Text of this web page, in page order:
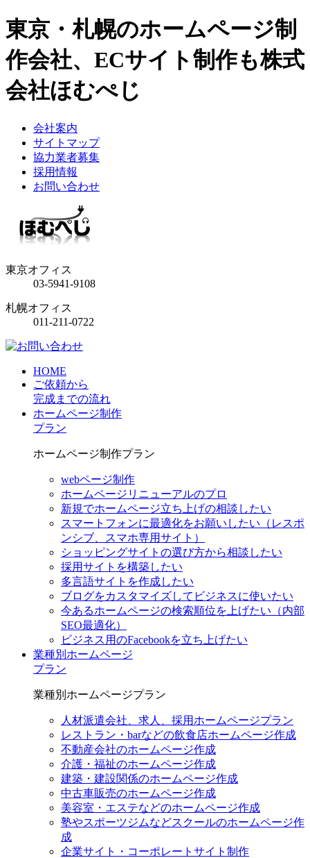
東京・札幌のホームページ制
作会社、ECサイト制作も株式
会社ほむぺじ
会社案内
サイトマップ
協力業者募集
採用情報
お問い合わせ
東京オフィス
03-5941-9108
札幌オフィス
011-211-0722
HOME
ご依頼から
完成までの流れ
ホームページ制作
プラン
ホームページ制作プラン
webページ制作
ホームページリニューアルのプロ
新規でホームページ立ち上げの相談したい
スマートフォンに最適化をお願いしたい（レスポ
ンシブ、スマホ専用サイト）
ショッピングサイトの選び方から相談したい
採用サイトを構築したい
多言語サイトを作成したい
ブログをカスタマイズしてビジネスに使いたい
今あるホームページの検索順位を上げたい（内部
SEO最適化）
ビジネス用のFacebookを立ち上げたい
業種別ホームページ
プラン
業種別ホームページプラン
人材派遣会社、求人、採用ホームページプラン
レストラン・barなどの飲食店ホームページ作成
不動産会社のホームページ作成
介護・福祉のホームページ作成
建築・建設関係のホームページ作成
中古車販売のホームページ作成
美容室・エステなどのホームページ作成
塾やスポーツジムなどスクールのホームページ作
成
企業サイト・コーポレートサイト制作